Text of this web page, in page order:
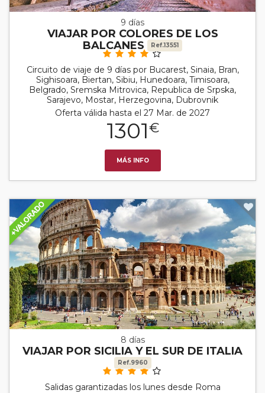
9 días
VIAJAR POR COLORES DE LOS
BALCANES
Ref.13551
Circuito de viaje de 9 días por Bucarest, Sinaia, Bran,
Sighisoara, Biertan, Sibiu, Hunedoara, Timisoara,
Belgrado, Sremska Mitrovica, Republica de Srpska,
Sarajevo, Mostar, Herzegovina, Dubrovnik
Oferta válida hasta el 27 Mar. de 2027
1301€
MÁS INFO
8 días
VIAJAR POR SICILIA Y EL SUR DE ITALIA
Ref.9960
Salidas garantizadas los lunes desde Roma